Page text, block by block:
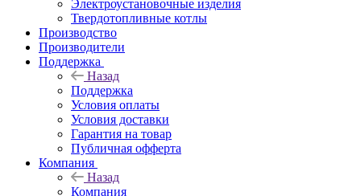
Электроустановочные изделия
Твердотопливные котлы
Производство
Производители
Поддержка
Назад
Поддержка
Условия оплаты
Условия доставки
Гарантия на товар
Публичная офферта
Компания
Назад
Компания